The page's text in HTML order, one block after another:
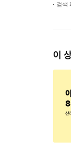
검색
이